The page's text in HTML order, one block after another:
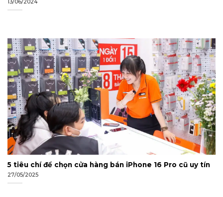
13/06/2024
5 tiêu chí để chọn cửa hàng bán iPhone 16 Pro cũ uy tín
27/05/2025